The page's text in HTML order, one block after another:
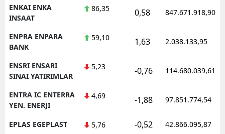
ENKAI ENKA
INSAAT
86,35 0,58 847.671.918,90
ENPRA ENPARA
BANK
59,10 1,63 2.038.133,95
ENSRI ENSARI
SINAI YATIRIMLAR
5,23 -0,76 114.680.039,61
ENTRA IC ENTERRA
YEN. ENERJI
4,69 -1,88 97.851.774,54
EPLAS EGEPLAST 5,76 -0,52 42.866.095,87